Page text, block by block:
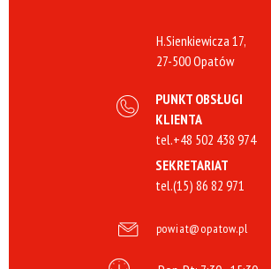
H.Sienkiewicza 17,
27-500 Opatów
PUNKT OBSŁUGI
KLIENTA
tel.+48 502 438 974
SEKRETARIAT
tel.(15) 86 82 971
powiat@opatow.pl